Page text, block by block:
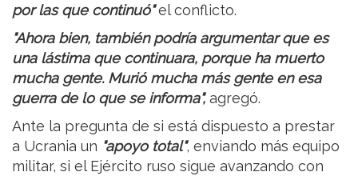
por las que continuó"el conflicto.
"Ahora bien, también podría argumentar que es
una lástima que continuara, porque ha muerto
mucha gente. Murió mucha más gente en esa
guerra de lo que se informa",agregó.
Ante la pregunta de si está dispuesto a prestar
a Ucrania un "apoyo total", enviando más equipo
militar, si el Ejército ruso sigue avanzando con